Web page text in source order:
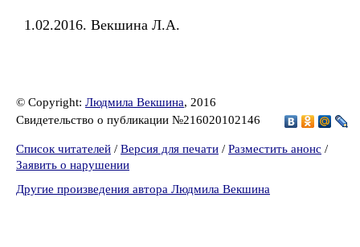
1.02.2016. Векшина Л.А.
© Copyright: Людмила Векшина, 2016
Свидетельство о публикации №216020102146
Список читателей / Версия для печати / Разместить анонс /
Заявить о нарушении
Другие произведения автора Людмила Векшина